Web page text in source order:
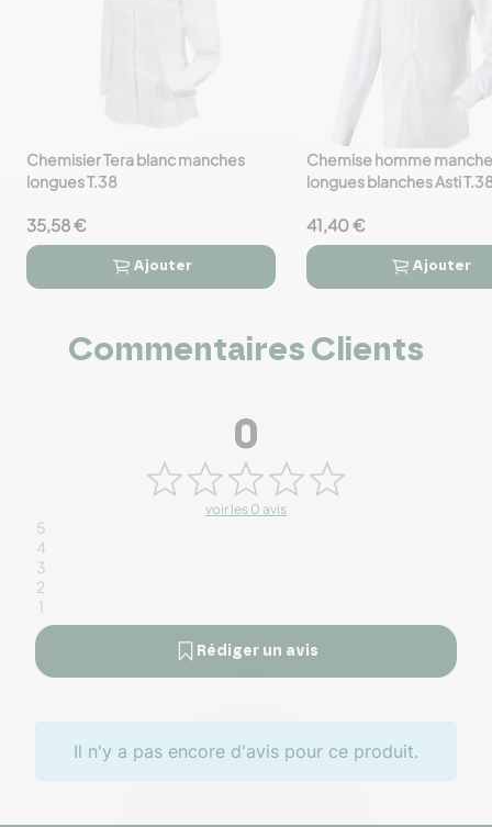
favorite_border
Chemisier Tera blanc manches
longues T.38
35,58 €
 
Ajouter
favorite_border
Chemise homme
longues blanches Asti
41,40 €
 
Ajouter
Commentaires Clients
0
voir les 0 avis
5
4
3
2
1
Rédiger un avis
Il n'y a pas encore d'avis pour ce produit.